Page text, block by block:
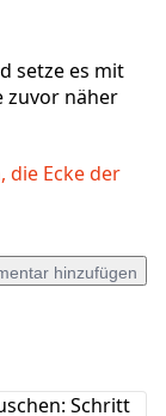
setze es mit
zuvor näher
die Ecke der
hinzufügen